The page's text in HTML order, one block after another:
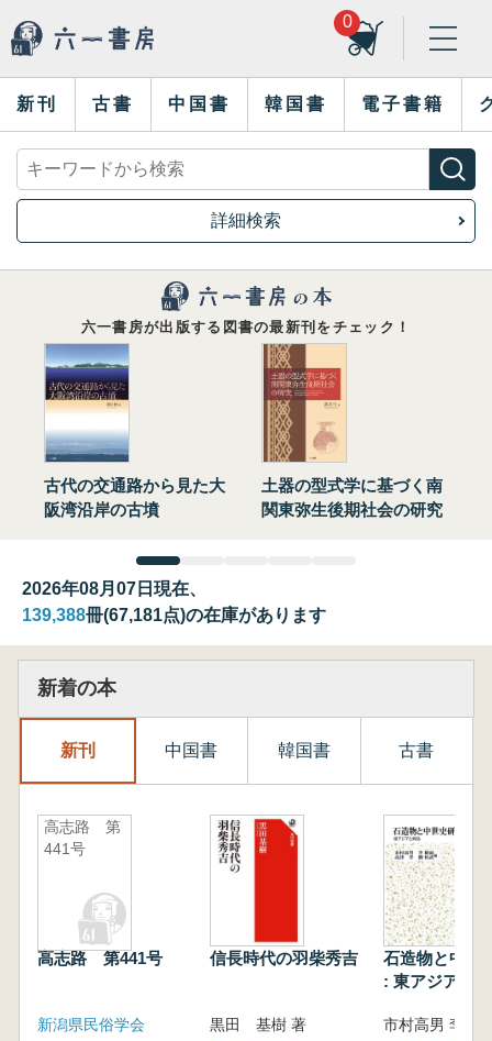
0
新刊 古書 中国書 韓国書 電子書籍
詳細検索
六一書房が出版する図書の最新刊をチェック！
古代の交通路から見た大
阪湾沿岸の古墳
土器の型式学に基づく南
関東弥生後期社会の研究
2026年08月07日現在、
139,388冊(67,181点)の在庫があります
新着の本
新刊 中国書 韓国書 古書
高志路 第
441号
高志路 第441号
新潟県民俗学会
信長時代の羽柴秀吉
黒田 基樹 著
石造物と中世
: 東アジアと